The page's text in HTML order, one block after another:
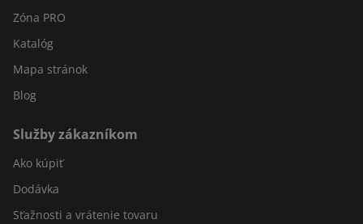
Zóna PRO
Katalóg
Mapa stránok
Blog
Služby zákazníkom
Ako kúpiť
Dodávka
Sťažnosti a vrátenie tovaru